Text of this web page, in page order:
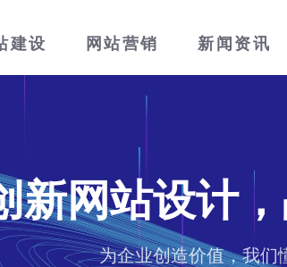
建设 网站营销 新闻资讯
新网站设计
为企业创造价值，我们